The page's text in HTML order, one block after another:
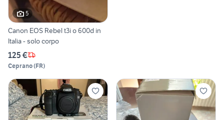
5
Canon EOS Rebel t3i o 600d in
Italia - solo corpo
125 €
Ceprano(FR)